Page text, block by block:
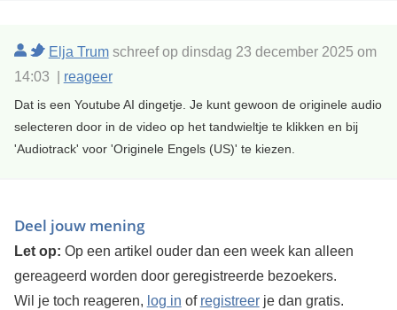
Elja Trumschreef op dinsdag 23 december 2025 om
14:03 | reageer
Dat is een Youtube AI dingetje. Je kunt gewoon de originele audio
selecteren door in de video op het tandwieltje te klikken en bij
'Audiotrack' voor 'Originele Engels (US)' te kiezen.
Deel jouw mening
Let op: Op een artikel ouder dan een week kan alleen
gereageerd worden door geregistreerde bezoekers.
Wil je toch reageren, log in of registreerje dan gratis.